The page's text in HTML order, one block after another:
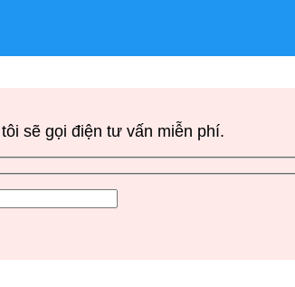
sẽ gọi điện tư vấn miễn phí.